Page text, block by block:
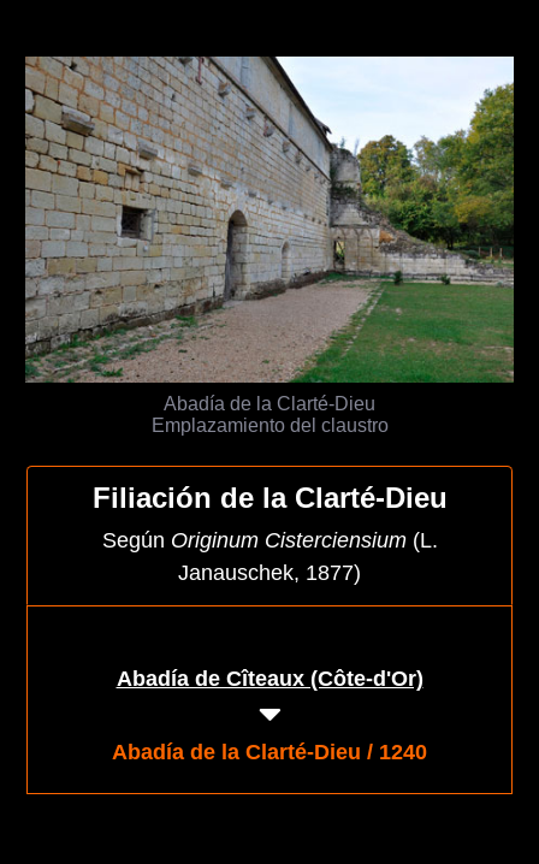
Abadía de la Clarté-Dieu
Emplazamiento del claustro
Filiación de la Clarté-Dieu
Según Originum Cisterciensium(L.
Janauschek, 1877)
Abadía de Cîteaux (Côte-d'Or)
Abadía de la Clarté-Dieu / 1240